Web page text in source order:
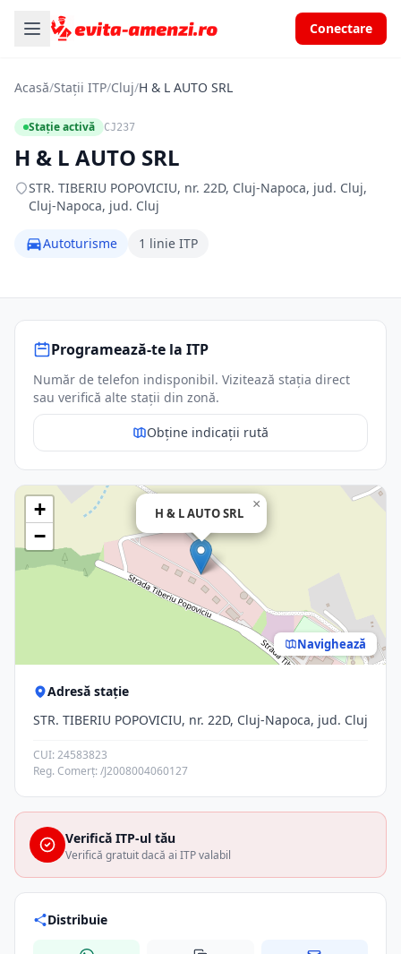
Conectare
Acasă/Stații ITP/Cluj/H & L AUTO SRL
Stație activă CJ237
H & L AUTO SRL
STR. TIBERIU POPOVICIU, nr. 22D, Cluj-Napoca, jud. Cluj,
Cluj-Napoca, jud. Cluj
Autoturisme 1 linie ITP
Programează-te la ITP
Număr de telefon indisponibil. Vizitează stația direct
sau verifică alte stații din zonă.
Obține indicații rută
H & L AUTO SRL
×
+
−
Navighează
Adresă stație
STR. TIBERIU POPOVICIU, nr. 22D, Cluj-Napoca, jud. Cluj
CUI: 24583823
Reg. Comerț: /J2008004060127
Verifică ITP-ul tău
Verifică gratuit dacă ai ITP valabil
Distribuie